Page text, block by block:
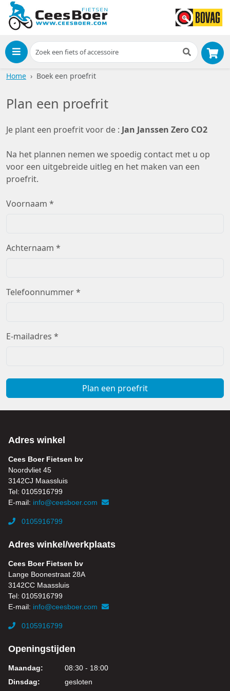
Menu
Home Boek een proefrit
Plan een proefrit
Je plant een proefrit voor de : Jan Janssen Zero CO2
Na het plannen nemen we spoedig contact met u op
voor een uitgebreide uitleg en het maken van een
proefrit.
Voornaam *
Achternaam *
Telefoonnummer *
E-mailadres *
Plan een proefrit
Adres winkel
Cees Boer Fietsen bv
Noordvliet 45
3142CJ Maassluis
Tel: 0105916799
E-mail: info@ceesboer.com
0105916799
Adres winkel/werkplaats
Cees Boer Fietsen bv
Lange Boonestraat 28A
3142CC Maassluis
Tel: 0105916799
E-mail: info@ceesboer.com
0105916799
Openingstijden
Maandag:
08:30 - 18:00
Dinsdag:
gesloten